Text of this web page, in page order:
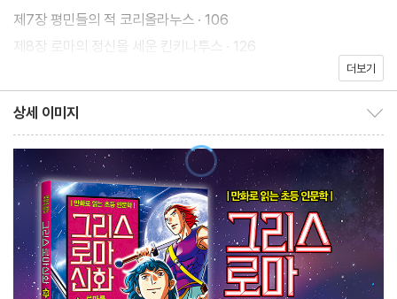
었으니! 하지만 반역자들의 음모는 한 노예가 이 사실을 브루투스에
게 밀고하면서 발각된다. 집정관 브루투스는 어떻게든 공화정을 지
키기 위해 반역에 가담했던 두 아들과 처남들을 가차 없이 처형한다.
그 후 콜라티누스 독재관은 반역자들에게 미온적인 태도를 보여 물
러나게 되고, 브루투스와 발레리우스 두 사람이 로마를 이끌어 가게
그런데 포기를 모르고 야욕에 불타는 타르퀴니우스가 에트루리아의
대군을 이끌고 로마를 침략해 온다. 다행히 로마를 수호하려는 유피
제7장 평민들의 적 코리올라누스 · 106
제8장 로마의 정신을 세운 킨키나투스 · 126
똑똑해지는 지식 여행
1. 로마인의 작명법 · 172
2. 로마를 움직인 원로원과 시민들 · 174
3. 그리스의 민주정과 로마의 공화정 · 176
4. 숲의 신, 실바누스 · 178
5. 유피테르 신전과 제우스 신전 · 180
더보기
상세 이미지